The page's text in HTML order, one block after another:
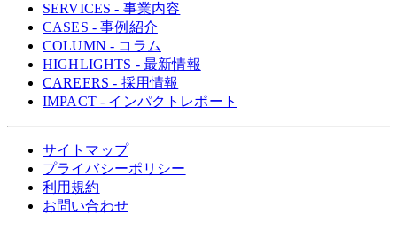
SERVICES - 事業内容
CASES - 事例紹介
COLUMN - コラム
HIGHLIGHTS - 最新情報
CAREERS - 採用情報
IMPACT - インパクトレポート
サイトマップ
プライバシーポリシー
利用規約
お問い合わせ